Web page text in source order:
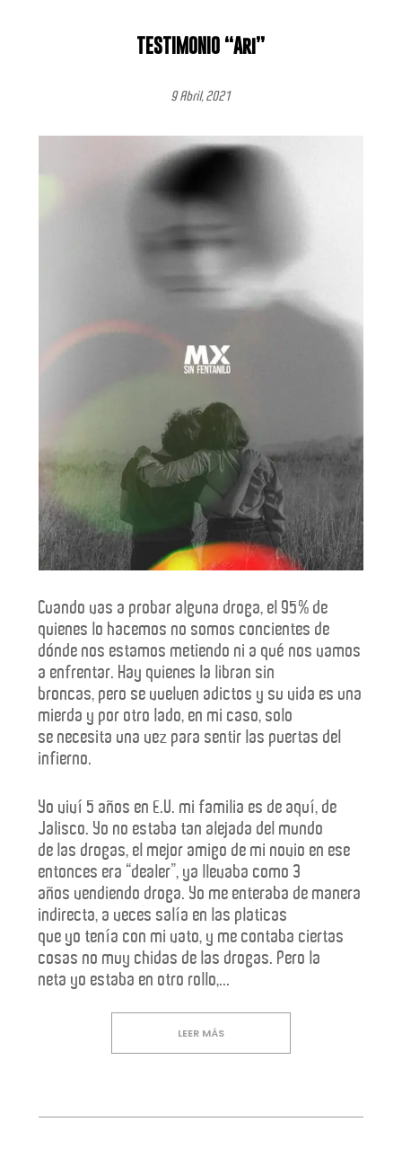
comunidad
TESTIMONIO “Ari”
9 Abril, 2021
Cuando vas a probar alguna droga, el 95% de
quienes lo hacemos no somos concientes de
dónde nos estamos metiendo ni a qué nos vamos
a enfrentar. Hay quienes la libran sin
broncas, pero se vuelven adictos y su vida es una
mierda y por otro lado, en mi caso, solo
se necesita una vez para sentir las puertas del
infierno.
Yo viví 5 años en E.U. mi familia es de aquí, de
Jalisco. Yo no estaba tan alejada del mundo
de las drogas, el mejor amigo de mi novio en ese
entonces era “dealer”, ya llevaba como 3
años vendiendo droga. Yo me enteraba de manera
indirecta, a veces salía en las platicas
que yo tenía con mi vato, y me contaba ciertas
cosas no muy chidas de las drogas. Pero la
neta yo estaba en otro rollo,...
LEER MÁS